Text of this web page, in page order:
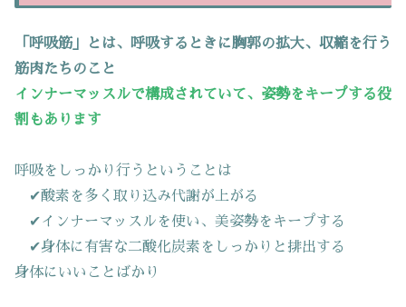
「呼吸筋」とは、呼吸するときに胸郭の拡大、収縮を行う
筋肉たちのこと
インナーマッスルで構成されていて、姿勢をキープする役
割もあります
呼吸をしっかり行うということは
✔酸素を多く取り込み代謝が上がる
✔インナーマッスルを使い、美姿勢をキープする
✔身体に有害な二酸化炭素をしっかりと排出する
身体にいいことばかり